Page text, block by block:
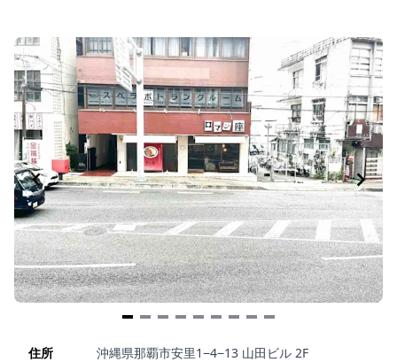
住所
沖縄県那覇市安里1−4−13 山田ビル 2F